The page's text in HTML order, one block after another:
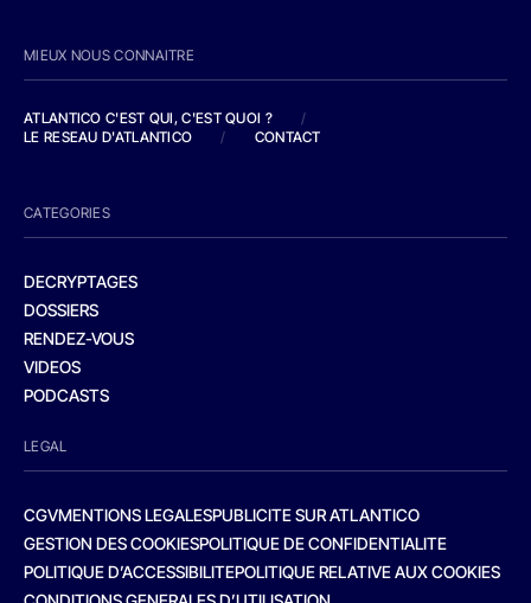
MIEUX NOUS CONNAITRE
ATLANTICO C'EST QUI, C'EST QUOI ?
/
LE RESEAU D'ATLANTICO
/ CONTACT
CATEGORIES
DECRYPTAGES
DOSSIERS
RENDEZ-VOUS
VIDEOS
PODCASTS
LEGAL
CGVMENTIONS LEGALESPUBLICITE SUR ATLANTICO
GESTION DES COOKIESPOLITIQUE DE CONFIDENTIALITE
POLITIQUE D’ACCESSIBILITEPOLITIQUE RELATIVE AUX COOKIES